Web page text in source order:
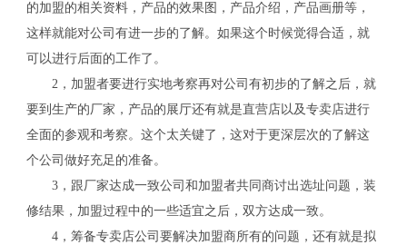
的加盟的相关资料，产品的效果图，产品介绍，产品画册等，
这样就能对公司有进一步的了解。如果这个时候觉得合适，就
可以进行后面的工作了。
2，加盟者要进行实地考察再对公司有初步的了解之后，就
要到生产的厂家，产品的展厅还有就是直营店以及专卖店进行
全面的参观和考察。这个太关键了，这对于更深层次的了解这
个公司做好充足的准备。
3，跟厂家达成一致公司和加盟者共同商讨出选址问题，装
修结果，加盟过程中的一些适宜之后，双方达成一致。
4，筹备专卖店公司要解决加盟商所有的问题，还有就是拟